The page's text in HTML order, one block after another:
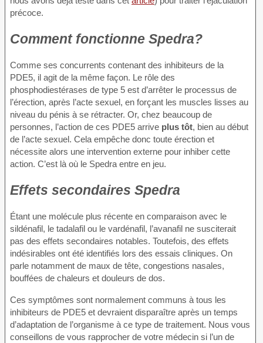
précoce.
Comment fonctionne Spedra?
Comme ses concurrents contenant des inhibiteurs de la
PDE5, il agit de la même façon. Le rôle des
phosphodiestérases de type 5 est d’arrêter le processus de
l’érection, après l’acte sexuel, en forçant les muscles lisses au
niveau du pénis à se rétracter. Or, chez beaucoup de
personnes, l’action de ces PDE5 arrive plus tôt, bien au début
de l’acte sexuel. Cela empêche donc toute érection et
nécessite alors une intervention externe pour inhiber cette
action. C’est là où le Spedra entre en jeu.
Effets secondaires Spedra
Étant une molécule plus récente en comparaison avec le
sildénafil, le tadalafil ou le vardénafil, l’avanafil ne susciterait
pas des effets secondaires notables. Toutefois, des effets
indésirables ont été identifiés lors des essais cliniques. On
parle notamment de maux de tête, congestions nasales,
bouffées de chaleurs et douleurs de dos.
Ces symptômes sont normalement communs à tous les
inhibiteurs de PDE5 et devraient disparaître après un temps
d’adaptation de l’organisme à ce type de traitement. Nous vous
conseillons de vous rapprocher de votre médecin si l’un de